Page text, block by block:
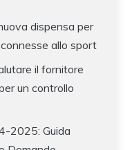
dispensa per
allo sport
il fornitore
un controllo
2025: Guida